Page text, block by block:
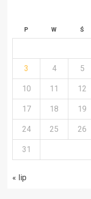
P W Ś
3 4 5
10 11 12
17 18 19
24 25 26
31
« lip